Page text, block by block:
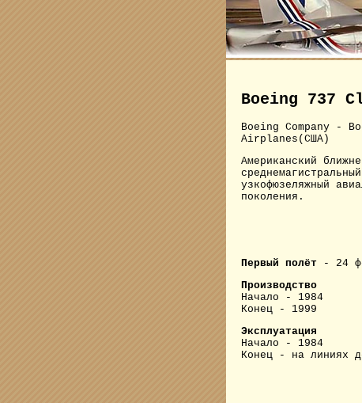
Boeing 737
Boeing Company -
Airplanes(США)
Американский
узкофюзеляжный
поколения.
Первый полёт - 24
Производство
Начало - 1984
Конец - 1999
Эксплуатация
Начало - 1984
Конец - на линиях